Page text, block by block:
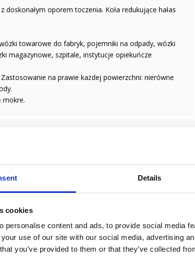
Details
cookies
personalise content and ads, to provide social media
use of our site with our social media, advertising
you’ve provided to them or that they’ve collected
doskonałym oporem toczenia. Koła redukujące hałas
towarowe do fabryk, pojemniki na odpady, wózki
magazynowe, szpitale, instytucje opiekuńcze
Zastosowanie na prawie każdej powierzchni: nierówne
mokre.
zawodowego dla użytkownika koła.